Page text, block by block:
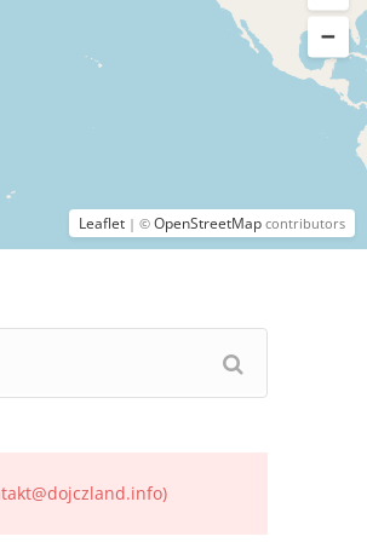
Leaflet | © OpenStreetMap contributors